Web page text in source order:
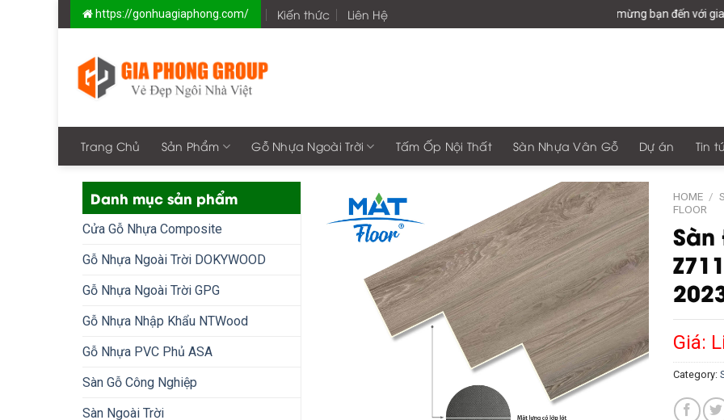
to
https://gonhuagiaphong.com/ Kiến thức Liên Hệ Chào mừng bạn đến với
Trang Chủ Sản Phẩm Gỗ Nhựa Ngoài Trời Tấm Ốp Nội Thất Sàn Nhựa Vân Gỗ Dự án Tin
Danh mục sản phẩm
Cửa Gỗ Nhựa Composite
Gỗ Nhựa Ngoài Trời DOKYWOOD
Gỗ Nhựa Ngoài Trời GPG
Gỗ Nhựa Nhập Khẩu NTWood
Gỗ Nhựa PVC Phủ ASA
Sàn Gỗ Công Nghiệp
Sàn Ngoài Trời
HOME /
FLOOR
Sàn
Giá:
Category: